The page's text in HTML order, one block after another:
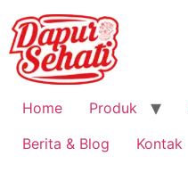
Home Produk
Berita & Blog
Kontak